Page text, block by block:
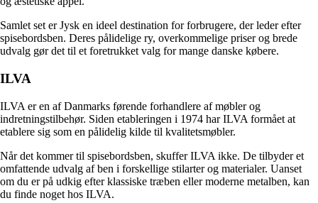
Samlet set er Jysk en ideel destination for forbrugere, der leder efter
spisebordsben. Deres pålidelige ry, overkommelige priser og brede
udvalg gør det til et foretrukket valg for mange danske købere.
ILVA
ILVA er en af Danmarks førende forhandlere af møbler og
indretningstilbehør. Siden etableringen i 1974 har ILVA formået at
etablere sig som en pålidelig kilde til kvalitetsmøbler.
Når det kommer til spisebordsben, skuffer ILVA ikke. De tilbyder et
omfattende udvalg af ben i forskellige stilarter og materialer. Uanset
om du er på udkig efter klassiske træben eller moderne metalben, kan
du finde noget hos ILVA.